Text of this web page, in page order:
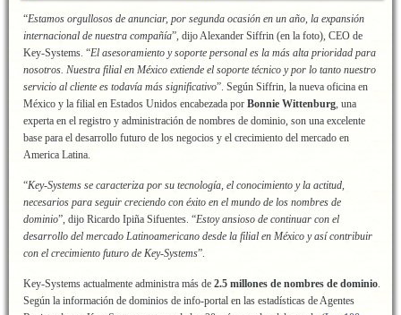
“Estamos orgullosos de anunciar, por segunda ocasión en un año, la expansión
internacional de nuestra compañía”, dijo Alexander Siffrin (en la foto), CEO de
Key-Systems. “El asesoramiento y soporte personal es la más alta prioridad para
nosotros. Nuestra filial en México extiende el soporte técnico y por lo tanto nuestro
servicio al cliente es todavía más significativo”. Según Siffrin, la nueva oficina en
México y la filial en Estados Unidos encabezada por Bonnie Wittenburg, una
experta en el registro y administración de nombres de dominio, son una excelente
base para el desarrollo futuro de los negocios y el crecimiento del mercado en
America Latina.
“Key-Systems se caracteriza por su tecnología, el conocimiento y la actitud,
necesarios para seguir creciendo con éxito en el mundo de los nombres de
dominio”, dijo Ricardo Ipiña Sifuentes. “Estoy ansioso de continuar con el
desarrollo del mercado Latinoamericano desde la filial en México y así contribuir
con el crecimiento futuro de Key-Systems”.
Key-Systems actualmente administra más de 2.5 millones de nombres de dominio.
Según la información de dominios de info-portal en las estadísticas de Agentes